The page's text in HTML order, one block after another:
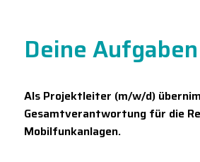
Deine
Als Projektleiter (m/w/d)
Gesamtverantwortung für die
Mobilfunkanlagen.